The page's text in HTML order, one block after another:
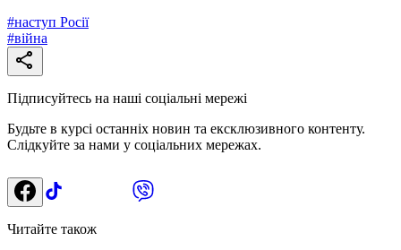
#наступ Росії
#війна
Підписуйтесь на наші соціальні мережі
Будьте в курсі останніх новин та ексклюзивного контенту.
Слідкуйте за нами у соціальних мережах.
Читайте також